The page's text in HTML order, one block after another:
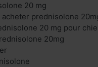
20 mg
prednisolone
20 mg pour
20mg